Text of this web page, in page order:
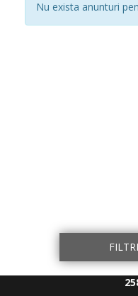
Nu exista anunturi